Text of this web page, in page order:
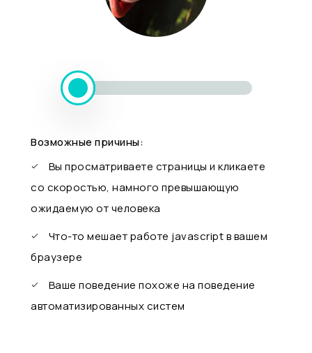
Возможные причины:
Вы просматриваете страницы и кликаете
со скоростью, намного превышающую
ожидаемую от человека
Что-то мешает работе javascript в вашем
браузере
Ваше поведение похоже на поведение
автоматизированных систем